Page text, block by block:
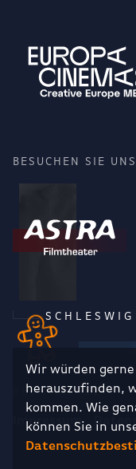
Wir würden
herauszufinden,
kommen. Wie
können Sie in
BESUCHEN SIE
RECHTLICHES
Impressum